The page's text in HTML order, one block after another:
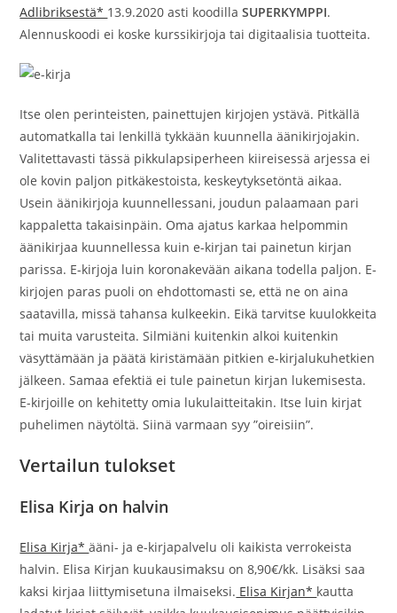
Adlibriksestä* 13.9.2020 asti koodillaSUPERKYMPPI.
Alennuskoodi ei koske kurssikirjoja tai digitaalisia tuotteita.
Itse olen perinteisten, painettujen kirjojen ystävä. Pitkällä
automatkalla tai lenkillä tykkään kuunnella äänikirjojakin.
Valitettavasti tässä pikkulapsiperheen kiireisessä arjessa ei
ole kovin paljon pitkäkestoista, keskeytyksetöntä aikaa.
Usein äänikirjoja kuunnellessani, joudun palaamaan pari
kappaletta takaisinpäin. Oma ajatus karkaa helpommin
äänikirjaa kuunnellessa kuin e-kirjan tai painetun kirjan
parissa. E-kirjoja luin koronakevään aikana todella paljon. E-
kirjojen paras puoli on ehdottomasti se, että ne on aina
saatavilla, missä tahansa kulkeekin. Eikä tarvitse kuulokkeita
tai muita varusteita. Silmiäni kuitenkin alkoi kuitenkin
väsyttämään ja päätä kiristämään pitkien e-kirjalukuhetkien
jälkeen. Samaa efektiä ei tule painetun kirjan lukemisesta.
E-kirjoille on kehitetty omia lukulaitteitakin. Itse luin kirjat
puhelimen näytöltä. Siinä varmaan syy ”oireisiin”.
Vertailun tulokset
Elisa Kirja on halvin
Elisa Kirja*ääni- ja e-kirjapalvelu oli kaikista verrokeista
halvin. Elisa Kirjan kuukausimaksu on 8,90€/kk. Lisäksi saa
kaksi kirjaa liittymisetuna ilmaiseksi. Elisa Kirjan* kautta